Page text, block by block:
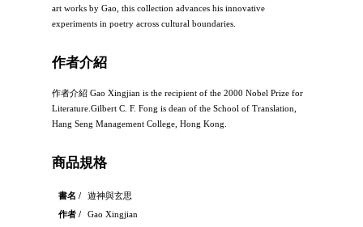
art works by Gao, this collection advances his innovative
experiments in poetry across cultural boundaries.
作者介紹
作者介紹 Gao Xingjian is the recipient of the 2000 Nobel Prize for
Literature.Gilbert C. F. Fong is dean of the School of Translation,
Hang Seng Management College, Hong Kong.
商品規格
書名 /
遊神與玄思
作者 /
Gao Xingjian